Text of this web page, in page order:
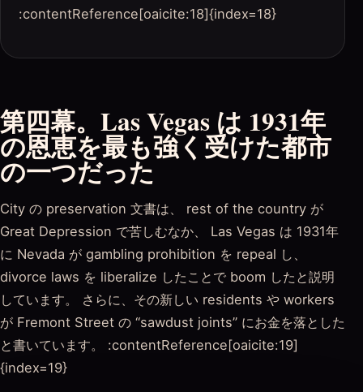
:contentReference[oaicite:18]{index=18}
第四幕。Las Vegas は 1931年
の恩恵を最も強く受けた都市
の一つだった
City の preservation 文書は、 rest of the country が
Great Depression で苦しむなか、 Las Vegas は 1931年
に Nevada が gambling prohibition を repeal し、
divorce laws を liberalize したことで boom したと説明
しています。 さらに、その新しい residents や workers
が Fremont Street の “sawdust joints” にお金を落とした
と書いています。 :contentReference[oaicite:19]
{index=19}